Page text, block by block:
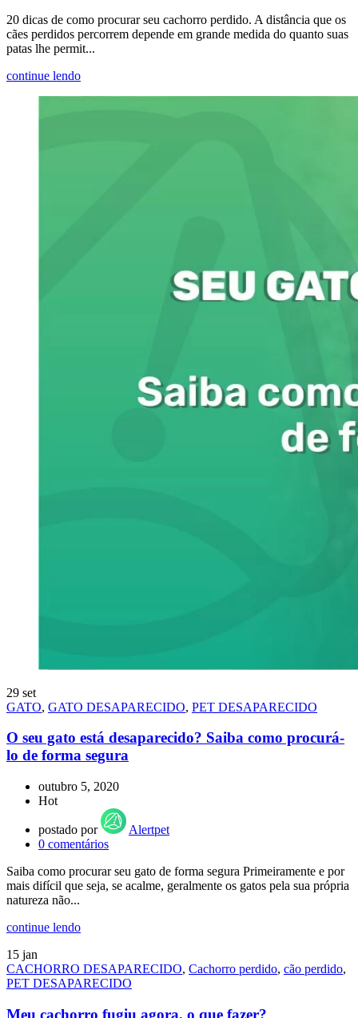
20 dicas de como procurar seu cachorro perdido. A distância que os
cães perdidos percorrem depende em grande medida do quanto suas
patas lhe permit...
continue lendo
29 set
GATO, GATO DESAPARECIDO, PET DESAPARECIDO
O seu gato está desaparecido? Saiba como procurá-
lo de forma segura
outubro 5, 2020
Hot
postado por
Alertpet
0 comentários
Saiba como procurar seu gato de forma segura Primeiramente e por
mais difícil que seja, se acalme, geralmente os gatos pela sua própria
natureza não...
continue lendo
15 jan
CACHORRO DESAPARECIDO, Cachorro perdido, cão perdido,
PET DESAPARECIDO
Meu cachorro fugiu agora, o que fazer?